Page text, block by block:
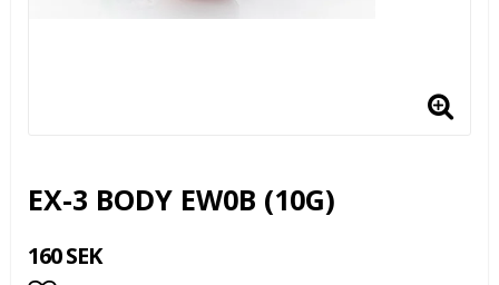
EX-3 BODY EW0B (10G)
160 SEK